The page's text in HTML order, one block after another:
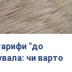
"до
чи варто